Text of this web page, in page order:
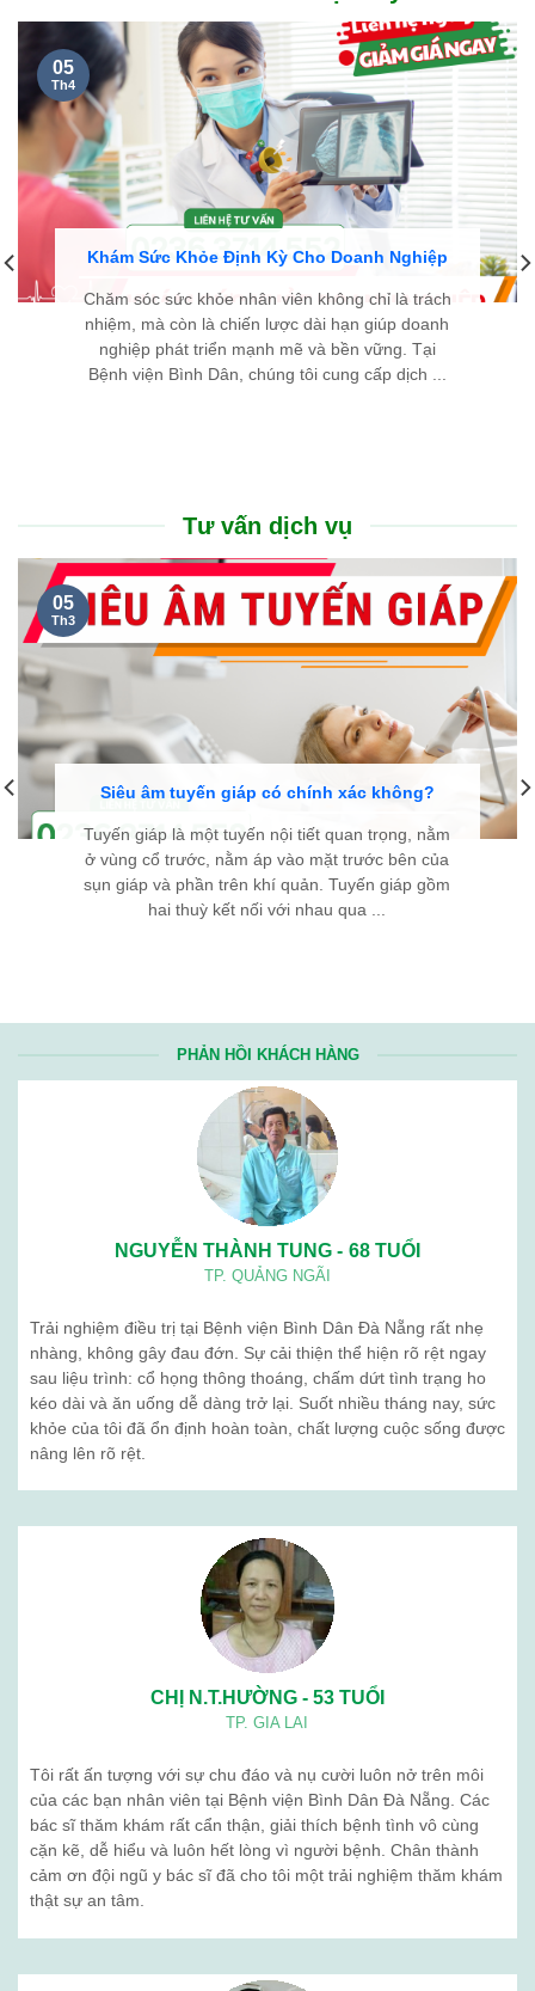
Khám Sức Khỏe Định Kỳ Cho Doanh Nghiệp
Chăm sóc sức khỏe nhân viên không chỉ là trách
nhiệm, mà còn là chiến lược dài hạn giúp doanh
nghiệp phát triển mạnh mẽ và bền vững. Tại
Bệnh viện Bình Dân, chúng tôi cung cấp dịch ...
05
Th4
Tư vấn dịch vụ
Siêu âm tuyến giáp có chính xác không?
Tuyến giáp là một tuyến nội tiết quan trọng, nằm
ở vùng cổ trước, nằm áp vào mặt trước bên của
sụn giáp và phần trên khí quản. Tuyến giáp gồm
hai thuỳ kết nối với nhau qua ...
05
Th3
PHẢN HỒI KHÁCH HÀNG
NGUYỄN THÀNH TUNG - 68 TUỔI
TP. QUẢNG NGÃI
Trải nghiệm điều trị tại Bệnh viện Bình Dân Đà Nẵng rất nhẹ
nhàng, không gây đau đớn. Sự cải thiện thể hiện rõ rệt ngay
sau liệu trình: cổ họng thông thoáng, chấm dứt tình trạng ho
kéo dài và ăn uống dễ dàng trở lại. Suốt nhiều tháng nay, sức
khỏe của tôi đã ổn định hoàn toàn, chất lượng cuộc sống được
nâng lên rõ rệt.
CHỊ N.T.HƯỜNG - 53 TUỔI
TP. GIA LAI
Tôi rất ấn tượng với sự chu đáo và nụ cười luôn nở trên môi
của các bạn nhân viên tại Bệnh viện Bình Dân Đà Nẵng. Các
bác sĩ thăm khám rất cẩn thận, giải thích bệnh tình vô cùng
cặn kẽ, dễ hiểu và luôn hết lòng vì người bệnh. Chân thành
cảm ơn đội ngũ y bác sĩ đã cho tôi một trải nghiệm thăm khám
thật sự an tâm.